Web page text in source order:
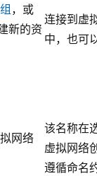
，或
新的资
连接到虚
中，也可
网络
该名称在
虚拟网络
遵循命名